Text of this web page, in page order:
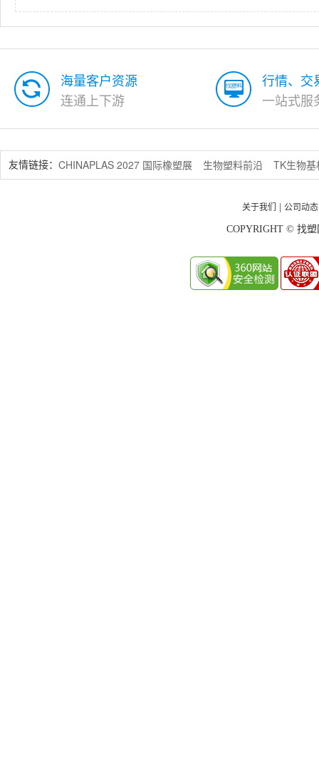
海量客户资源
连通上下游
行情、交
一站式服
友情链接： CHINAPLAS 2027 国际橡塑展 生物塑料前沿 TK生物
关于我们 公司动态
COPYRIGHT © 找塑